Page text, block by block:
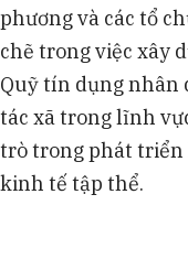
phương và các tổ
chẽ trong việc xây
Quỹ tín dụng nhân
tác xã trong lĩnh
trò trong phát triển
kinh tế tập thể.